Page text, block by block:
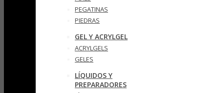
PEGATINAS
PIEDRAS
GEL Y ACRYLGEL
ACRYLGELS
GELES
LÍQUIDOS Y
PREPARADORES